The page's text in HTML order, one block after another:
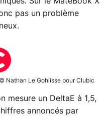
pas un problème
Nathan Le Gohlisse pour Clubic
mesure un DeltaE à 1,5,
annoncés par